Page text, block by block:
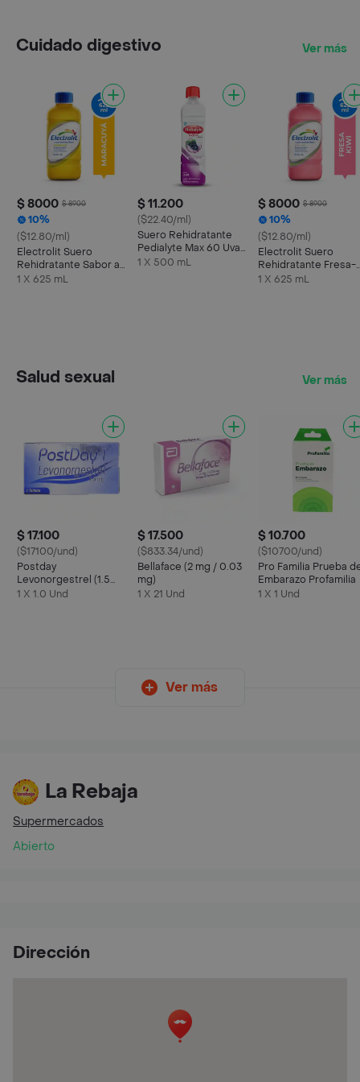
Cuidado digestivo Ver más
$ 8000 $ 8900
10%
($12.80/ml)
Electrolit Suero
Rehidratante Sabor a
Maracuyá
1 X 625 mL
$ 11.200
($22.40/ml)
Suero Rehidratante
Pedialyte Max 60 Uva
Frasco 500 mL
1 X 500 mL
$ 8000 $ 8900
10%
($12.80/ml)
Electrolit Suero
Rehidratante Fresa-
Kiwi
1 X 625 mL
Salud sexual Ver más
$ 17.100
($17100/und)
Postday
Levonorgestrel (1.5
mg)
1 X 1.0 Und
$ 17.500
($833.34/und)
Bellaface (2 mg / 0.03
mg)
1 X 21 Und
$ 10.700
($10700/und)
Pro Familia Prueba
Embarazo Profamilia
1 X 1 Und
Ver más
La Rebaja
Supermercados
Abierto
Dirección